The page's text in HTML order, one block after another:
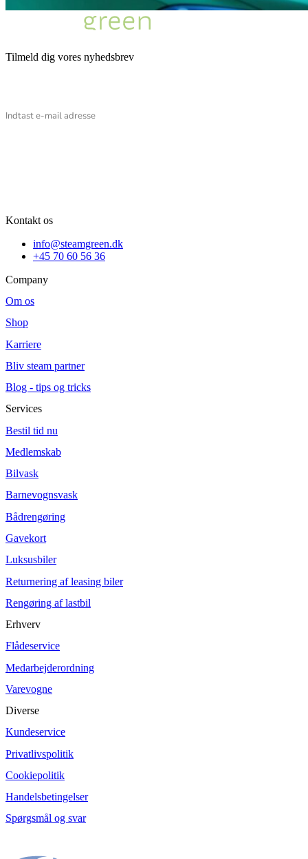
Tilmeld dig vores nyhedsbrev
Kontakt os
info@steamgreen.dk
+45 70 60 56 36
Company
Om os
Shop
Karriere
Bliv steam partner
Blog - tips og tricks
Services
Bestil tid nu
Medlemskab
Bilvask
Barnevognsvask
Bådrengøring
Gavekort
Luksusbiler
Returnering af leasing biler
Rengøring af lastbil
Erhverv
Flådeservice
Medarbejderordning
Varevogne
Diverse
Kundeservice
Privatlivspolitik
Cookiepolitik
Handelsbetingelser
Spørgsmål og svar